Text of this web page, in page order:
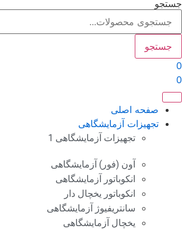
جستجو
صفحه اصلی
تجهیزات آزمایشگاهی
تجهیزات آزمایشگاهی 1
آون (فور) آزمایشگاهی
انکوباتور آزمایشگاهی
انکوباتور یخچال دار
سانتریفیوژ آزمایشگاهی
یخچال آزمایشگاهی